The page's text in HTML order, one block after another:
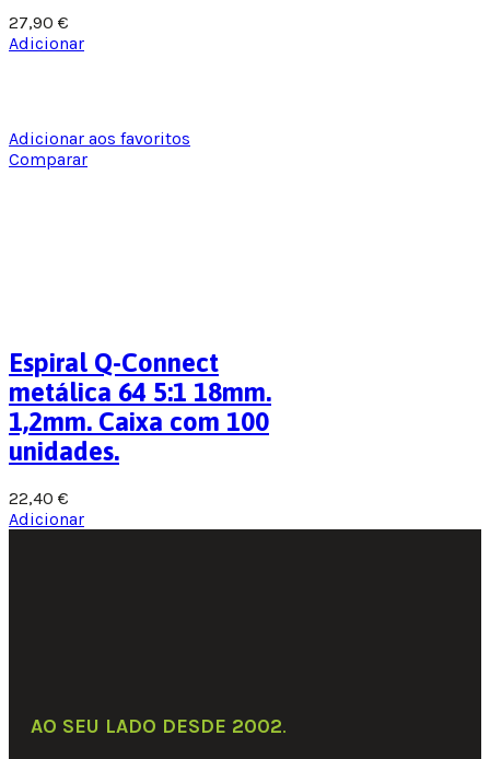
Adicionar aos favoritos
Comparar
27,90 €
Adicionar
Espiral Q-Connect
metálica 64 5:1 18mm.
1,2mm. Caixa com 100
unidades.
22,40 €
Adicionar
AO SEU LADO DESDE 2002.